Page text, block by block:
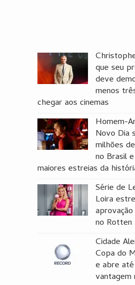
que seu
deve
menos
chegar aos cinemas
Homem-
Novo Dia
milhões
no Brasil
maiores estreias da
Série de
Loira
no
Cidade
Copa do
e abre até
vantagem